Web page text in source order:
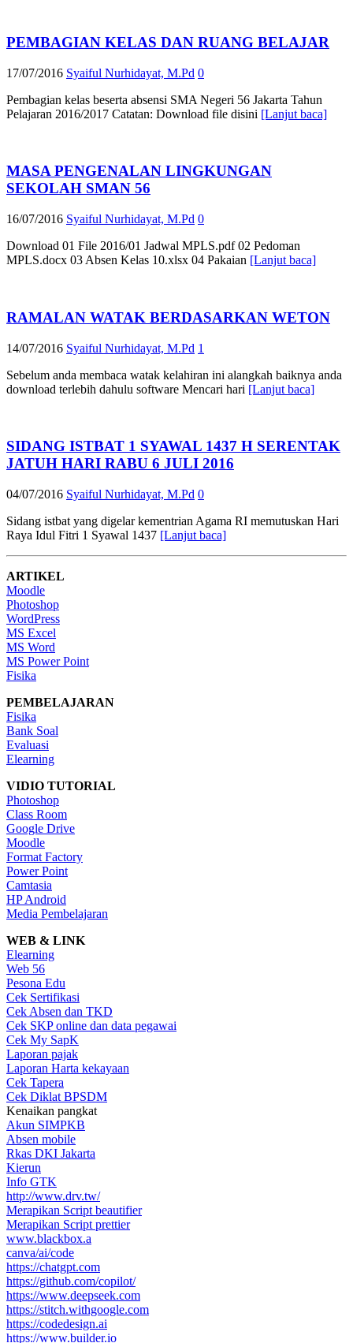
PEMBAGIAN KELAS DAN RUANG BELAJAR
17/07/2016 Syaiful Nurhidayat, M.Pd 0
Pembagian kelas beserta absensi SMA Negeri 56 Jakarta Tahun
Pelajaran 2016/2017 Catatan: Download file disini [Lanjut baca]
MASA PENGENALAN LINGKUNGAN
SEKOLAH SMAN 56
16/07/2016 Syaiful Nurhidayat, M.Pd 0
Download 01 File 2016/01 Jadwal MPLS.pdf 02 Pedoman
MPLS.docx 03 Absen Kelas 10.xlsx 04 Pakaian [Lanjut baca]
RAMALAN WATAK BERDASARKAN WETON
14/07/2016 Syaiful Nurhidayat, M.Pd 1
Sebelum anda membaca watak kelahiran ini alangkah baiknya anda
download terlebih dahulu software Mencari hari [Lanjut baca]
SIDANG ISTBAT 1 SYAWAL 1437 H SERENTAK
JATUH HARI RABU 6 JULI 2016
04/07/2016 Syaiful Nurhidayat, M.Pd 0
Sidang istbat yang digelar kementrian Agama RI memutuskan Hari
Raya Idul Fitri 1 Syawal 1437 [Lanjut baca]
ARTIKEL
Moodle
Photoshop
WordPress
MS Excel
MS Word
MS Power Point
Fisika
PEMBELAJARAN
Fisika
Bank Soal
Evaluasi
Elearning
VIDIO TUTORIAL
Photoshop
Class Room
Google Drive
Moodle
Format Factory
Power Point
Camtasia
HP Android
Media Pembelajaran
WEB & LINK
Elearning
Web 56
Pesona Edu
Cek Sertifikasi
Cek Absen dan TKD
Cek SKP online dan data pegawai
Cek My SapK
Laporan pajak
Laporan Harta kekayaan
Cek Tapera
Cek Diklat BPSDM
Kenaikan pangkat
Akun SIMPKB
Absen mobile
Rkas DKI Jakarta
Kierun
Info GTK
http://www.drv.tw/
Merapikan Script beautifier
Merapikan Script prettier
www.blackbox.a
canva/ai/code
https://chatgpt.com
https://github.com/copilot/
https://www.deepseek.com
https://stitch.withgoogle.com
https://codedesign.ai
https://www.builder.io